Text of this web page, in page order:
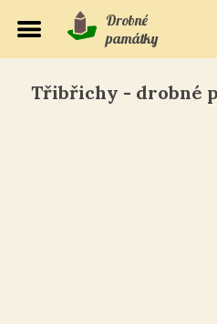
Drobné
památky
Třibřichy - drobné